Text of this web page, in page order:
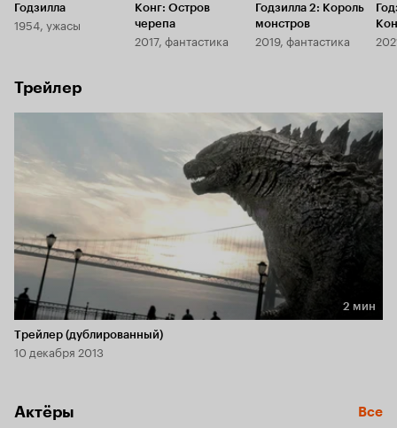
Годзилла
1954, ужасы
Конг: Остров
черепа
2017, фантастика
Годзилла 2: Король
монстров
2019, фантастика
Трейлер
Длительность 2 мин
2 мин
Трейлер (дублированный)
10 декабря 2013
Актёры Все